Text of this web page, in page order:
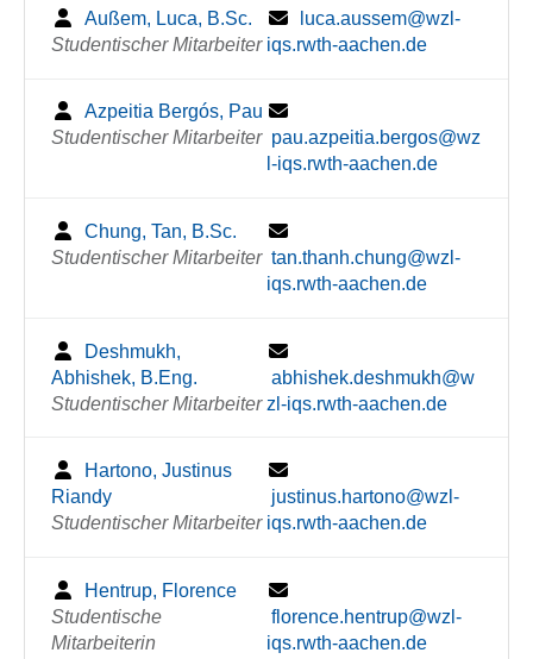
Außem, Luca, B.Sc.
Studentischer Mitarbeiter
luca.aussem@wzl-
iqs.rwth-aachen.de
Azpeitia Bergós, Pau
Studentischer Mitarbeiter pau.azpeitia.bergos@wz
l-iqs.rwth-aachen.de
Chung, Tan, B.Sc.
Studentischer Mitarbeiter tan.thanh.chung@wzl-
iqs.rwth-aachen.de
Deshmukh,
Abhishek, B.Eng.
Studentischer Mitarbeiter
abhishek.deshmukh@w
zl-iqs.rwth-aachen.de
Hartono, Justinus
Riandy
Studentischer Mitarbeiter
justinus.hartono@wzl-
iqs.rwth-aachen.de
Hentrup, Florence
Studentische
Mitarbeiterin
florence.hentrup@wzl-
iqs.rwth-aachen.de